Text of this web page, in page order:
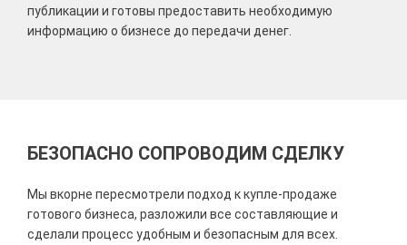
БЕЗОПАСНО СОПРОВОДИМ СДЕЛКУ
Мы вкорне пересмотрели подход к купле-продаже
готового бизнеса, разложили все составляющие и
сделали процесс удобным и безопасным для всех.
публикации и готовы предоставить необходимую
информацию о бизнесе до передачи денег.